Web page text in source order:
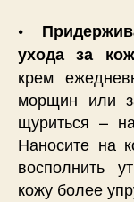
•
ухода за
крем
морщин или
щуриться –
Наносите на
восполнить
кожу более